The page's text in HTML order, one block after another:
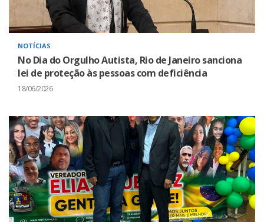
NOTÍCIAS
No Dia do Orgulho Autista, Rio de Janeiro sanciona
lei de proteção às pessoas com deficiência
18/06/2026